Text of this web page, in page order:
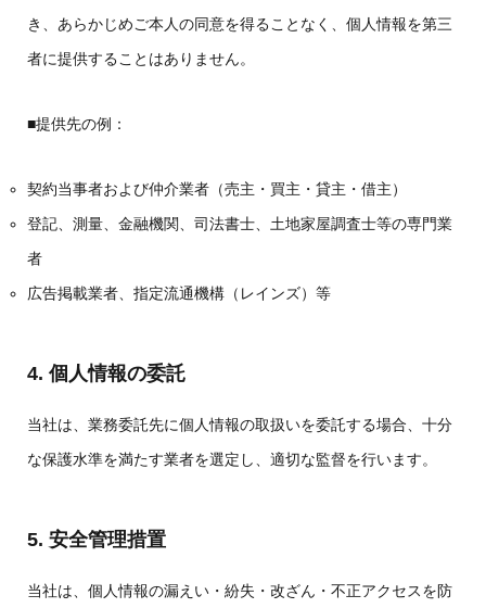
き、あらかじめご本人の同意を得ることなく、個人情報を第三
者に提供することはありません。
■提供先の例：
契約当事者および仲介業者（売主・買主・貸主・借主）
登記、測量、金融機関、司法書士、土地家屋調査士等の専門業
者
広告掲載業者、指定流通機構（レインズ）等
4. 個人情報の委託
当社は、業務委託先に個人情報の取扱いを委託する場合、十分
な保護水準を満たす業者を選定し、適切な監督を行います。
5. 安全管理措置
当社は、個人情報の漏えい・紛失・改ざん・不正アクセスを防